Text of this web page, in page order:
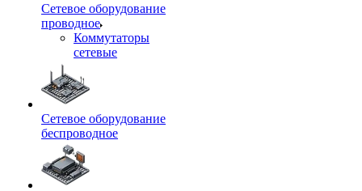
Сетевое оборудование
проводное
Коммутаторы
сетевые
Сетевое оборудование
беспроводное